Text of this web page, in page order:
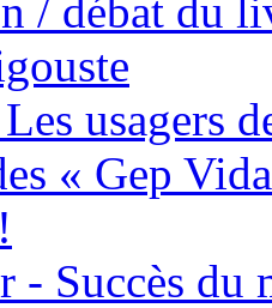
/ débat du
usagers
« Gep
Succès du